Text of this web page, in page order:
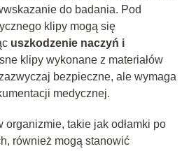
do badania. Pod
klipy mogą się
uszkodzenie naczyń i
klipy wykonane z materiałów
bezpieczne, ale wymaga
medycznej.
organizmie, takie jak odłamki po
również mogą stanowić